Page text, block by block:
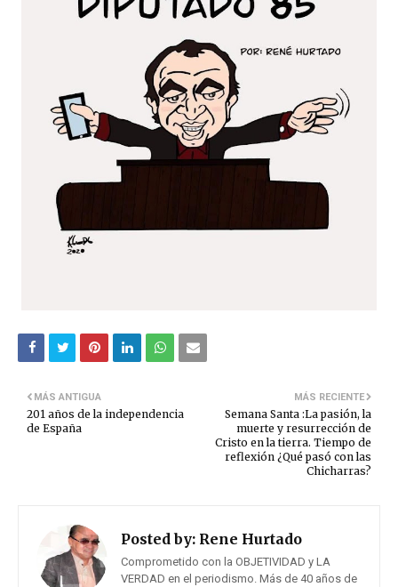
MÁS RECIENTE
Semana Santa :La pasión, la
muerte y resurrección de
Cristo en la tierra. Tiempo de
reflexión ¿Qué pasó con las
Chicharras?
MÁS ANTIGUA
201 años de la independencia
de España
Posted by: Rene Hurtado
Comprometido con la OBJETIVIDAD y LA
VERDAD en el periodismo. Más de 40 años de